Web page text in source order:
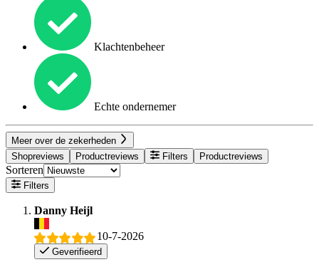
Klachtenbeheer
Echte ondernemer
Meer over de zekerheden
Shopreviews
Productreviews Filters Productreviews
Sorteren
Filters
Danny Heijl
10-7-2026
Geverifieerd